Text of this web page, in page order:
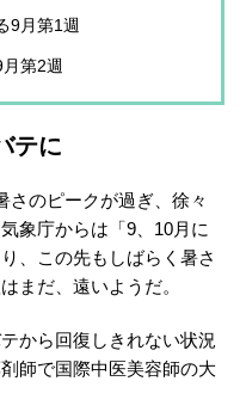
9月第1週
第2週
テに
さのピークが過ぎ、徐々
象庁からは「9、10月に
、この先もしばらく暑さ
まだ、遠いようだ。
から回復しきれない状況
師で国際中医美容師の大